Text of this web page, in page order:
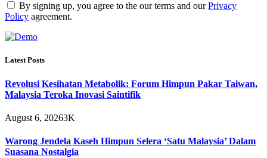
By signing up, you agree to the our terms and ourPrivacy
Policy agreement.
Latest Posts
Revolusi Kesihatan Metabolik: Forum Himpun Pakar Taiwan,
Malaysia Teroka Inovasi Saintifik
August 6, 20263K
Warong Jendela Kaseh Himpun Selera ‘Satu Malaysia’ Dalam
Suasana Nostalgia